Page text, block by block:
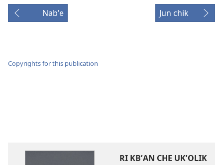
Nab'e Jun chik
Copyrights for this publication
RI KBʼAN CHE UKʼOLIK